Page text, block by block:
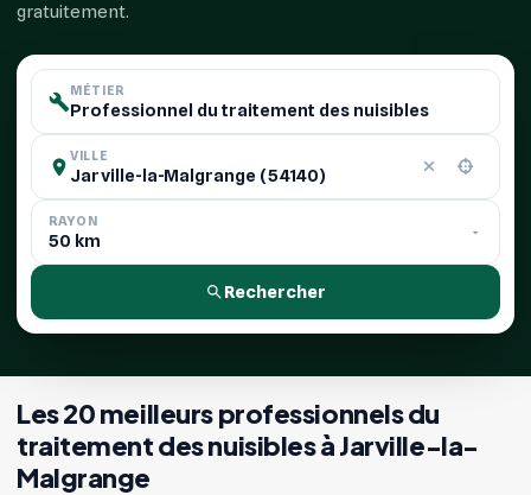
gratuitement.
MÉTIER
VILLE
RAYON
Rechercher
Les 20 meilleurs professionnels du
traitement des nuisibles à Jarville-la-
Malgrange